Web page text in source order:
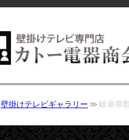
壁掛けテレビギャラリー 岐阜県